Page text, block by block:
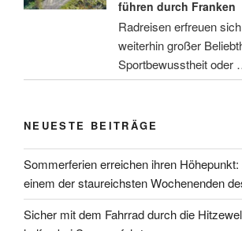
führen durch Franken
Radreisen erfreuen
weiterhin großer
Sportbewusstheit oder
NEUESTE BEITRÄGE
Sommerferien erreichen ihren
einem der staureichsten Wochenenden
Sicher mit dem Fahrrad durch die